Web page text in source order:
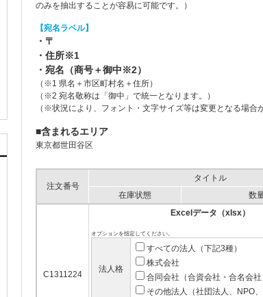
のみを抽出することが容易に可能です。）
【宛名ラベル】
・〒
・住所※1
・宛名（商号＋御中※2）
（※1 県名＋市区町村名＋住所）
（※2 宛名敬称は「御中」で統一となります。）
（※状況により、フォント・文字サイズ等は変更となる場合
■含まれるエリア
東京都世田谷区
注文番号
タイトル
在庫状態 数
C1311224
Excelデータ（xlsx）
オプションを指定してください。
法人格
すべての法人（下記3種）
株式会社
合同会社（合資会社・合名会社
その他法人（社団法人、NPO、